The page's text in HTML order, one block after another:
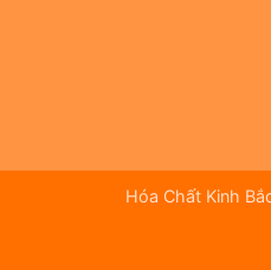
Hóa Chất Kinh